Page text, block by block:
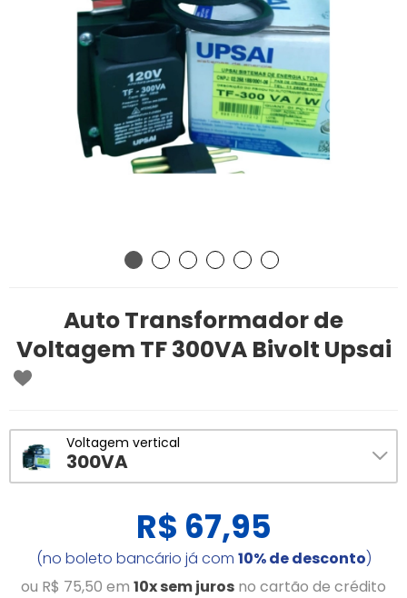
Auto Transformador de
Voltagem TF 300VA Bivolt Upsai
Voltagem vertical
300VA
R$ 67,95
(no boleto bancário já com 10% de desconto)
ou R$ 75,50 em 10x sem juros no cartão de crédito